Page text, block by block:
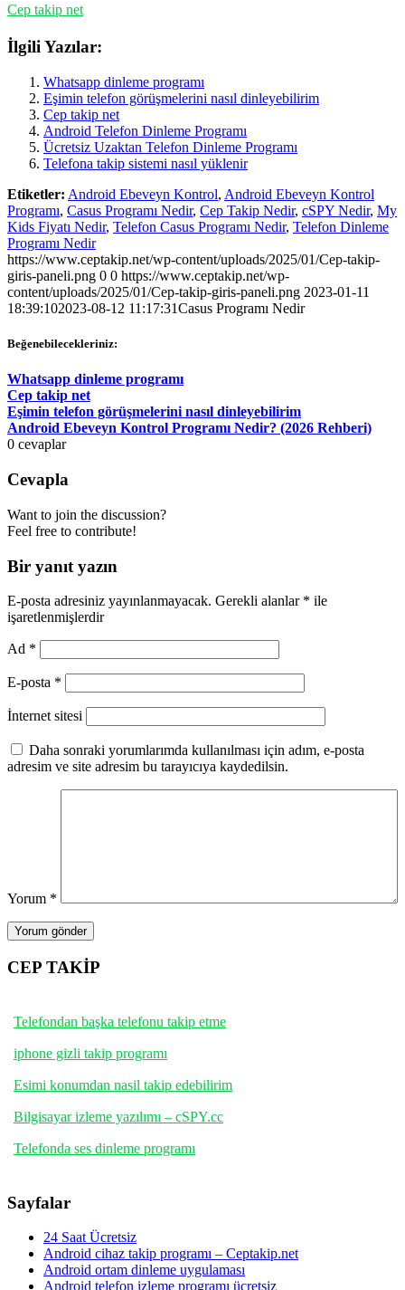
Cep takip net
İlgili Yazılar:
Whatsapp dinleme programı
Eşimin telefon görüşmelerini nasıl dinleyebilirim
Cep takip net
Android Telefon Dinleme Programı
Ücretsiz Uzaktan Telefon Dinleme Programı
Telefona takip sistemi nasıl yüklenir
Etiketler: Android Ebeveyn Kontrol, Android Ebeveyn Kontrol
Programı, Casus Programı Nedir, Cep Takip Nedir, cSPY Nedir, My
Kids Fiyatı Nedir, Telefon Casus Programı Nedir, Telefon Dinleme
Programı Nedir
https://www.ceptakip.net/wp-content/uploads/2025/01/Cep-takip-
giris-paneli.png 0 0 https://www.ceptakip.net/wp-
content/uploads/2025/01/Cep-takip-giris-paneli.png 2023-01-11
18:39:102023-08-12 11:17:31Casus Programı Nedir
Beğenebilecekleriniz:
Whatsapp dinleme programı
Cep takip net
Eşimin telefon görüşmelerini nasıl dinleyebilirim
Android Ebeveyn Kontrol Programı Nedir? (2026 Rehberi)
0 cevaplar
Cevapla
Want to join the discussion?
Feel free to contribute!
Bir yanıt yazın
E-posta adresiniz yayınlanmayacak. Gerekli alanlar * ile
işaretlenmişlerdir
Ad *
E-posta *
İnternet sitesi
Daha sonraki yorumlarımda kullanılması için adım, e-posta
adresim ve site adresim bu tarayıcıya kaydedilsin.
Yorum *
CEP TAKİP
Telefondan başka telefonu takip etme
iphone gizli takip programı
Esimi konumdan nasil takip edebilirim
Bilgisayar izleme yazılımı – cSPY.cc
Telefonda ses dinleme programı
Sayfalar
24 Saat Ücretsiz
Android cihaz takip programı – Ceptakip.net
Android ortam dinleme uygulaması
Android telefon izleme programı ücretsiz